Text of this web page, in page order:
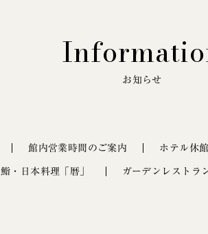
お知らせ
館内営業時間のご案内 ホテル休
鮨・日本料理「暦」 ガーデンレストラ